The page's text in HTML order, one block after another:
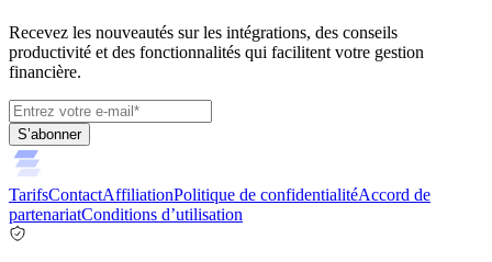
Recevez les nouveautés sur les intégrations, des conseils
productivité et des fonctionnalités qui facilitent votre gestion
financière.
S’abonner
TarifsContactAffiliationPolitique de confidentialitéAccord de
partenariatConditions d’utilisation